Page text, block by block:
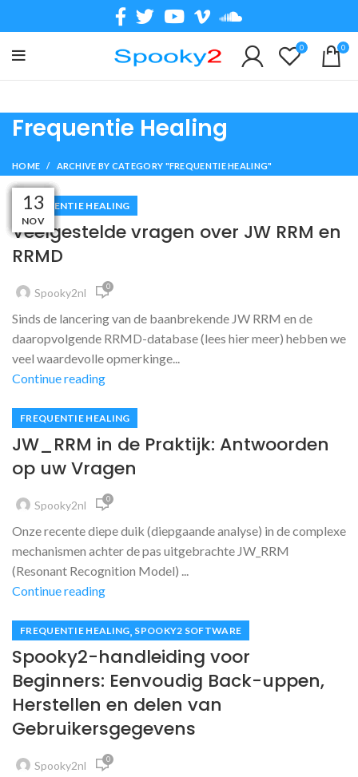
0 0
Frequentie Healing
HOME ARCHIVE BY CATEGORY "FREQUENTIE HEALING"
02
JUL
FREQUENTIE HEALING
Veelgestelde vragen over JW RRM en
RRMD
Spooky2nl 0
Sinds de lancering van de baanbrekende JW RRM en de
daaropvolgende RRMD-database (lees hier meer) hebben we
veel waardevolle opmerkinge...
Continue reading
16
APR
FREQUENTIE HEALING
JW_RRM in de Praktijk: Antwoorden
op uw Vragen
Spooky2nl 0
Onze recente diepe duik (diepgaande analyse) in de complexe
mechanismen achter de pas uitgebrachte JW_RRM
(Resonant Recognition Model) ...
Continue reading
02
APR
FREQUENTIE HEALING, SPOOKY2 SOFTWARE
Spooky2-handleiding voor
Beginners: Eenvoudig Back-uppen,
Herstellen en delen van
Gebruikersgegevens
Spooky2nl 0
18
FEB
12
FEB
15
JAN
27
NOV
20
NOV
13
NOV